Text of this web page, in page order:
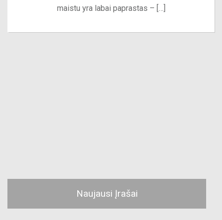
maistu yra labai paprastas – […]
Naujausi Įrašai